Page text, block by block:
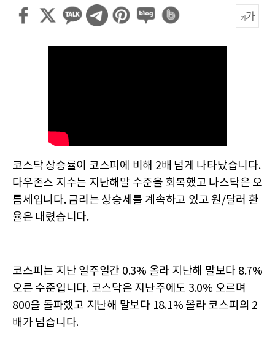
코스닥 상승률이 코스피에 비해 2배 넘게 나타났습니다.
다우존스 지수는 지난해말 수준을 회복했고 나스닥은 오
름세입니다. 금리는 상승세를 계속하고 있고 원/달러 환
율은 내렸습니다.
코스피는 지난 일주일간 0.3% 올라 지난해 말보다 8.7%
오른 수준입니다. 코스닥은 지난주에도 3.0% 오르며
800을 돌파했고 지난해 말보다 18.1% 올라 코스피의 2
배가 넘습니다.